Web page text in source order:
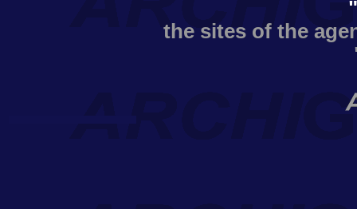
the sites of the